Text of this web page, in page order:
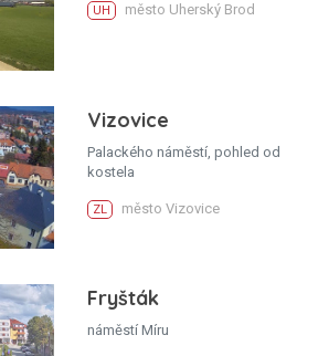
UH město Uherský Brod
Vizovice
Palackého náměstí, pohled od
kostela
ZL město Vizovice
Fryšták
náměstí Míru